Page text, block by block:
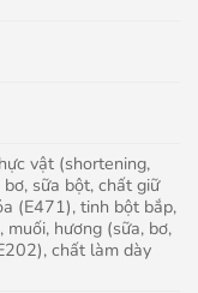
vật (shortening,
sữa bột, chất giữ
(E471), tinh bột bắp,
hương (sữa, bơ,
chất làm dày